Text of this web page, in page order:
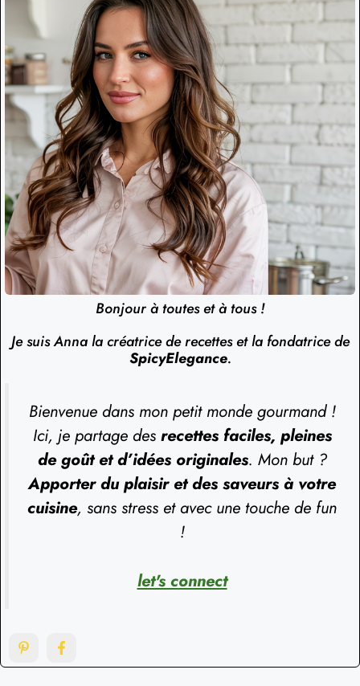
Bonjour à toutes et à tous !
Je suis Anna la créatrice de recettes et la fondatrice de
SpicyElegance.
Bienvenue dans mon petit monde gourmand !
Ici, je partage des recettes faciles, pleines
de goût et d’idées originales. Mon but ?
Apporter du plaisir et des saveurs à votre
cuisine, sans stress et avec une touche de fun
!
let's connect